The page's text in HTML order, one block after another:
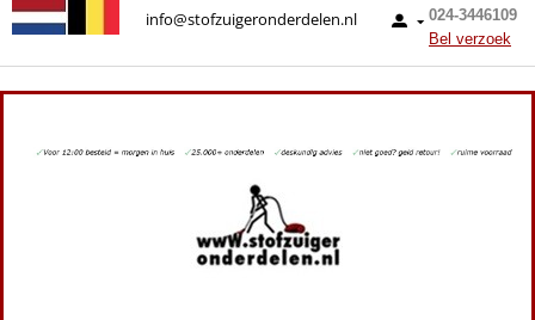
024-3446109
Bel verzoek
info@stofzuigeronderdelen.nl